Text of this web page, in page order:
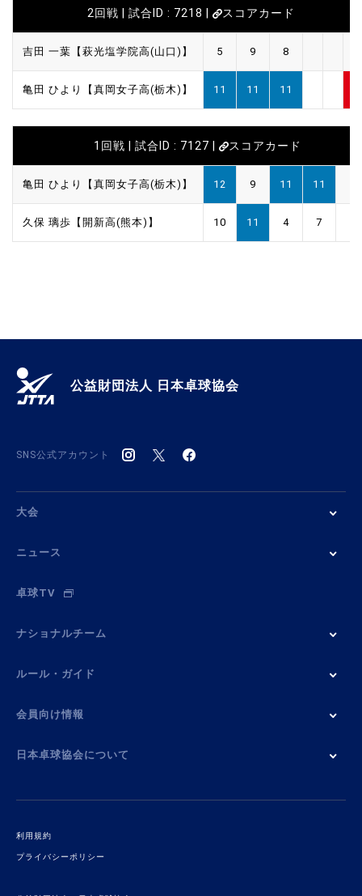
2回戦 | 試合ID : 7218 | スコアカード
吉田 一葉【萩光塩学院高(山口)】 5 9 8
亀田 ひより【真岡女子高(栃木)】 11 11 11
1回戦 | 試合ID : 7127 | スコアカード
亀田 ひより【真岡女子高(栃木)】 12 9 11 11
久保 璃歩【開新高(熊本)】 10 11 4 7
公益財団法人 日本卓球協会
SNS公式アカウント
大会
ニュース
卓球TV
ナショナルチーム
ルール・ガイド
会員向け情報
日本卓球協会について
利用規約
プライバシーポリシー